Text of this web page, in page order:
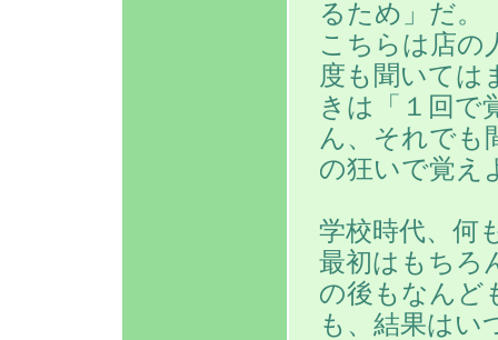
るため」だ。
こちらは店の
度も聞いては
きは「１回で
ん、それでも
の狂いで覚え
学校時代、何
最初はもちろ
の後もなんど
も、結果はい